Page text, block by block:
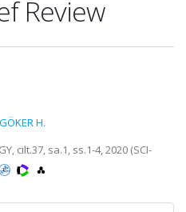
Review
GÖKER H.
cilt.37, sa.1, ss.1-4, 2020 (SCI-